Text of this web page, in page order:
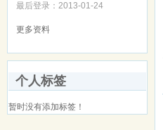
最后登录：2013-01-24
更多资料
个人标签
暂时没有添加标签！